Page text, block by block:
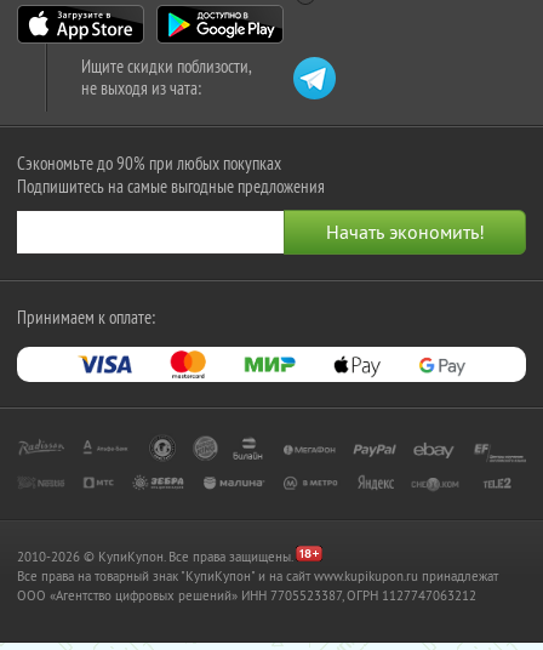
Ищите скидки поблизости,
не выходя из чата:
Сэкономьте до 90% при любых покупках
Подпишитесь на самые выгодные предложения
Принимаем к оплате:
2010-2026 © КупиКупон. Все права защищены.
Все права на товарный знак "КупиКупон" и на сайт www.kupikupon.ru принадлежат
OOO «Агентство цифровых решений» ИНН 7705523387, ОГРН 1127747063212